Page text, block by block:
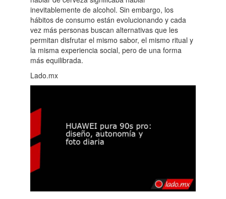
inevitablemente de alcohol. Sin embargo, los
hábitos de consumo están evolucionando y cada
vez más personas buscan alternativas que les
permitan disfrutar el mismo sabor, el mismo ritual y
la misma experiencia social, pero de una forma
más equilibrada.
Lado.mx